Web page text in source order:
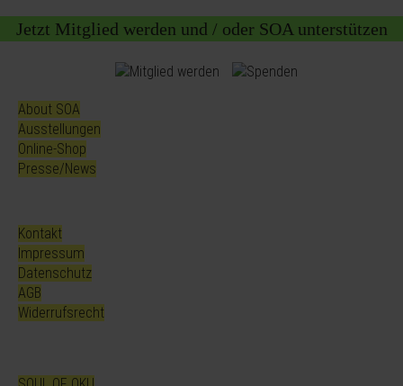
Jetzt Mitglied werden und / oder SOA unterstützen
About SOA
Ausstellungen
Online-Shop
Presse/News
Kontakt
Impressum
Datenschutz
AGB
Widerrufsrecht